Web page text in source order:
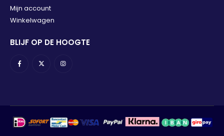
Mijn account
Winkelwagen
BLIJF OP DE HOOGTE